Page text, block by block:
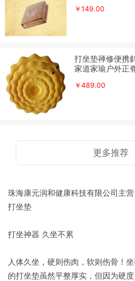
￥149.00
打坐垫禅修便携
家道家瑜户外正
￥489.00
更多推荐
珠海康元润和健康科技有限公司主
打坐垫
打坐神器 久坐不累
人体久坐，硬则伤肉，软则伤骨！
的打坐垫虽然平整厚实，但因为硬